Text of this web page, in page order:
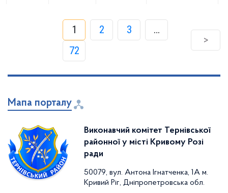
ПАСПОРТ бюджетної прграми на 2022 рік (0213123)
25-р 23.02.2022
ПАСПОРТ бюджетної програми на 2022 рік(0213131)
25-р 23.03.2022
Відділ
бухгалтерського
Про розподіл обов’язків між головою районної у
1 2 3
…
72
>
Мапа порталу
Виконавчий комітет Тернівської
районної у місті Кривому Розі
ради
50079, вул. Антона Ігнатченка, 1А м.
Кривий Ріг, Дніпропетровська обл.